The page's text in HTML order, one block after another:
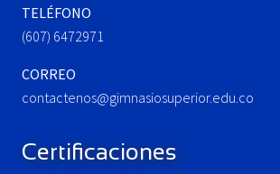
TELÉFONO
(607) 6472971
CORREO
contactenos@gimnasiosuperior.edu.co
Certificaciones